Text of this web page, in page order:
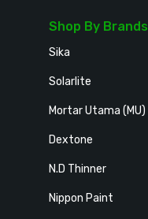
Shop By Brands
Sika
Solarlite
Mortar Utama (MU)
Dextone
N.D Thinner
Nippon Paint